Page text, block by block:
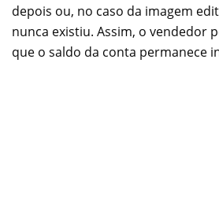
depois ou, no caso da imagem
nunca existiu. Assim, o vendedor
que o saldo da conta permanece